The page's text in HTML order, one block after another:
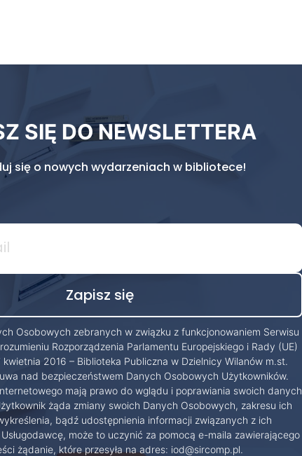
SIĘ DO NEWSLETTERA
się o nowych wydarzeniach w bibliotece!
Osobowych zebranych w związku z funkcjonowaniem Serwisu
Rozporządzenia Parlamentu Europejskiego i Rady (UE)
2016 – Biblioteka Publiczna w Dzielnicy Wilanów m.st.
nad bezpieczeństwem Danych Osobowych Użytkowników.
mają prawo do wglądu i poprawiania swoich danych
żąda zmiany swoich Danych Osobowych, zakresu ich
bądź udostępnienia informacji związanych z ich
może to uczynić za pomocą e-maila zawierającego
żądanie, które przesyła na adres: iod@sircomp.pl.